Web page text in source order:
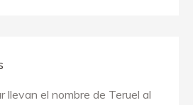
llevan el nombre de Teruel al